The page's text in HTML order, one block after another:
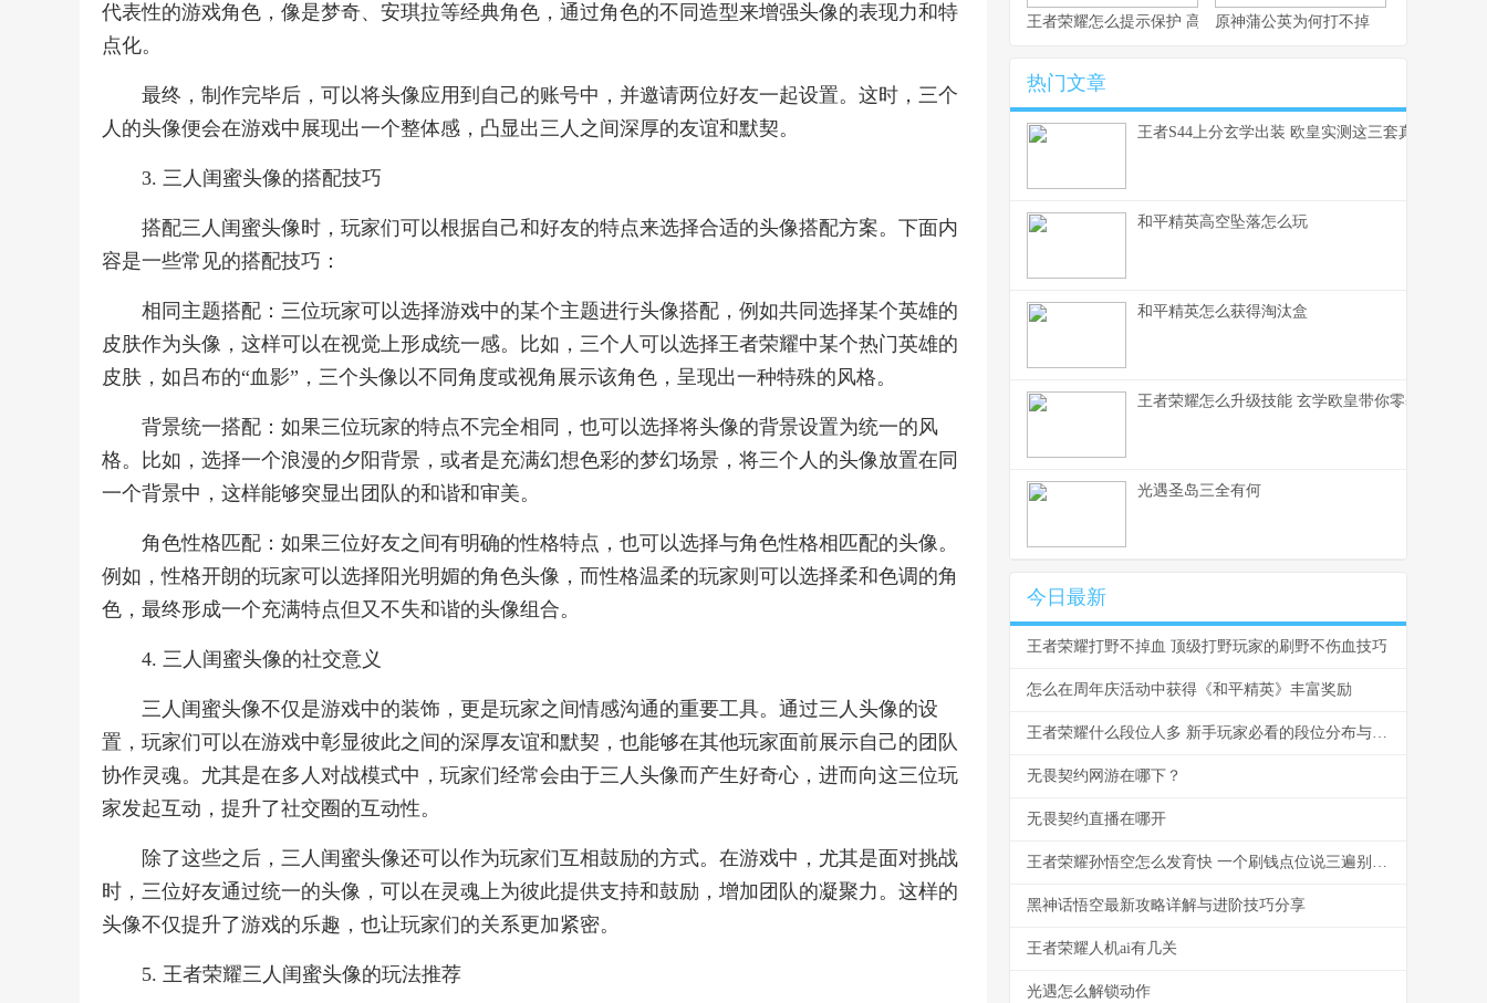
代表性的游戏角色，像是梦奇、安琪拉等经典角色，通过角色的不同造型来增强头像的表现力和特
点化。
最终，制作完毕后，可以将头像应用到自己的账号中，并邀请两位好友一起设置。这时，三个
人的头像便会在游戏中展现出一个整体感，凸显出三人之间深厚的友谊和默契。
3. 三人闺蜜头像的搭配技巧
搭配三人闺蜜头像时，玩家们可以根据自己和好友的特点来选择合适的头像搭配方案。下面内
容是一些常见的搭配技巧：
相同主题搭配：三位玩家可以选择游戏中的某个主题进行头像搭配，例如共同选择某个英雄的
皮肤作为头像，这样可以在视觉上形成统一感。比如，三个人可以选择王者荣耀中某个热门英雄的
皮肤，如吕布的“血影”，三个头像以不同角度或视角展示该角色，呈现出一种特殊的风格。
背景统一搭配：如果三位玩家的特点不完全相同，也可以选择将头像的背景设置为统一的风
格。比如，选择一个浪漫的夕阳背景，或者是充满幻想色彩的梦幻场景，将三个人的头像放置在同
一个背景中，这样能够突显出团队的和谐和审美。
角色性格匹配：如果三位好友之间有明确的性格特点，也可以选择与角色性格相匹配的头像。
例如，性格开朗的玩家可以选择阳光明媚的角色头像，而性格温柔的玩家则可以选择柔和色调的角
色，最终形成一个充满特点但又不失和谐的头像组合。
4. 三人闺蜜头像的社交意义
三人闺蜜头像不仅是游戏中的装饰，更是玩家之间情感沟通的重要工具。通过三人头像的设
置，玩家们可以在游戏中彰显彼此之间的深厚友谊和默契，也能够在其他玩家面前展示自己的团队
协作灵魂。尤其是在多人对战模式中，玩家们经常会由于三人头像而产生好奇心，进而向这三位玩
家发起互动，提升了社交圈的互动性。
除了这些之后，三人闺蜜头像还可以作为玩家们互相鼓励的方式。在游戏中，尤其是面对挑战
时，三位好友通过统一的头像，可以在灵魂上为彼此提供支持和鼓励，增加团队的凝聚力。这样的
头像不仅提升了游戏的乐趣，也让玩家们的关系更加紧密。
5. 王者荣耀三人闺蜜头像的玩法推荐
王者荣耀怎么提示保护 高效局内沟通速成指南
原神蒲公英为何打不掉
热门文章
王者S44上分玄学出装 欧皇实测这三套真的能赢
和平精英高空坠落怎么玩
和平精英怎么获得淘汰盒
王者荣耀怎么升级技能 玄学欧皇带你零基础入门
光遇圣岛三全有何
今日最新
王者荣耀打野不掉血 顶级打野玩家的刷野不伤血技巧
怎么在周年庆活动中获得《和平精英》丰富奖励
王者荣耀什么段位人多 新手玩家必看的段位分布与爬坑指南
无畏契约网游在哪下？
无畏契约直播在哪开
王者荣耀孙悟空怎么发育快 一个刷钱点位说三遍别再浪了
黑神话悟空最新攻略详解与进阶技巧分享
王者荣耀人机ai有几关
光遇怎么解锁动作